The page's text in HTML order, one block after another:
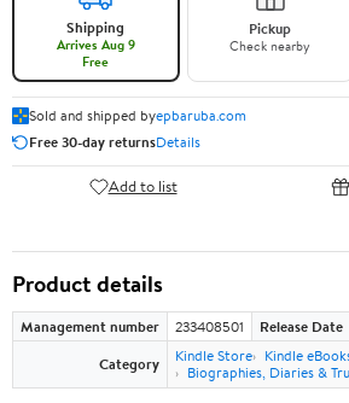
Shipping
Arrives Aug 9
Free
Pickup
Check nearby
Sold and shipped byepbaruba.com
Free 30-day returnsDetails
Add to list
Product details
Management number 233408501 Release Date
Category
Kindle Store Kindle
Biographies, Diaries &